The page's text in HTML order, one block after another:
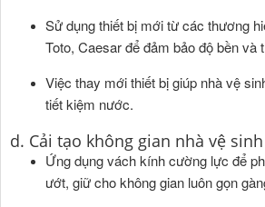
Sử dụng thiết bị mới từ các thương
Toto, Caesar để đảm bảo độ bền và
Việc thay mới thiết bị giúp nhà vệ
tiết kiệm nước.
d. Cải tạo không gian nhà vệ
Ứng dụng vách kính cường lực để
ướt, giữ cho không gian luôn gọn